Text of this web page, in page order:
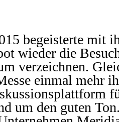
begeisterte mit
wieder die
verzeichnen.
einmal mehr
um den guten